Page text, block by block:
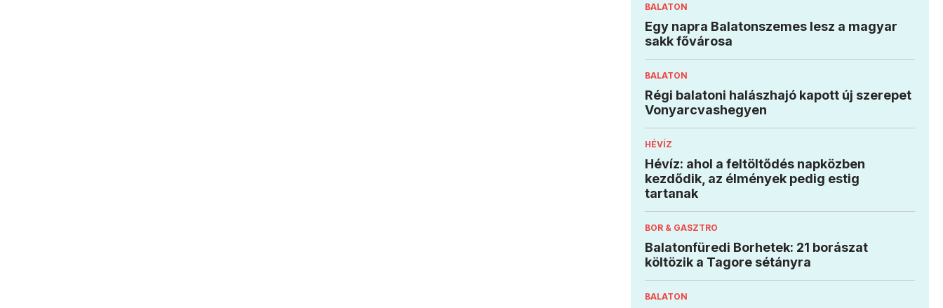
BALATON
Egy napra Balatonszemes lesz a magyar
sakk fővárosa
BALATON
Régi balatoni halászhajó kapott új szerepet
Vonyarcvashegyen
HÉVÍZ
Hévíz: ahol a feltöltődés napközben
kezdődik, az élmények pedig estig
tartanak
BOR & GASZTRO
Balatonfüredi Borhetek: 21 borászat
költözik a Tagore sétányra
BALATON